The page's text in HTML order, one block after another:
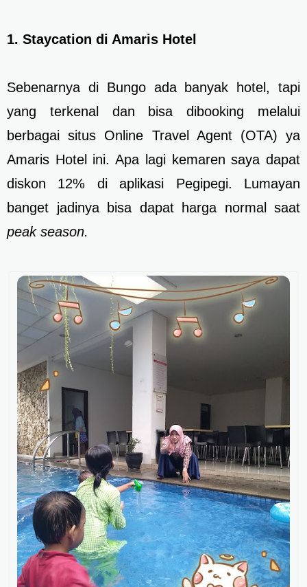
1. Staycation di Amaris Hotel
Sebenarnya di Bungo ada banyak hotel, tapi
yang terkenal dan bisa dibooking melalui
berbagai situs Online Travel Agent (OTA) ya
Amaris Hotel ini. Apa lagi kemaren saya dapat
diskon 12% di aplikasi Pegipegi. Lumayan
banget jadinya bisa dapat harga normal saat
peak season.